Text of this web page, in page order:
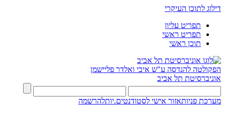
דילוג לתוכן העיקרי
תפריט עליון
תפריט ראשי
תוכן ראשי
הפקולטה להנדסה ע"ש איבי ואלדר פליישמן
אוניברסיטת תל אביב
מערכת פניותאזור אישי לסטודנטים.יותלהרשמה